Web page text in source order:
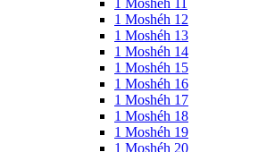
1 Moshéh 11
1 Moshéh 12
1 Moshéh 13
1 Moshéh 14
1 Moshéh 15
1 Moshéh 16
1 Moshéh 17
1 Moshéh 18
1 Moshéh 19
1 Moshéh 20